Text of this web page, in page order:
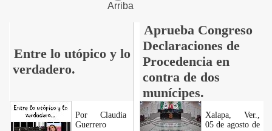
Arriba
Entre lo utópico y lo
verdadero.
Aprueba Congreso
Declaraciones de
Procedencia en
contra de dos
munícipes.
Por Claudia
Guerrero
Xalapa, Ver.,
05 de agosto de